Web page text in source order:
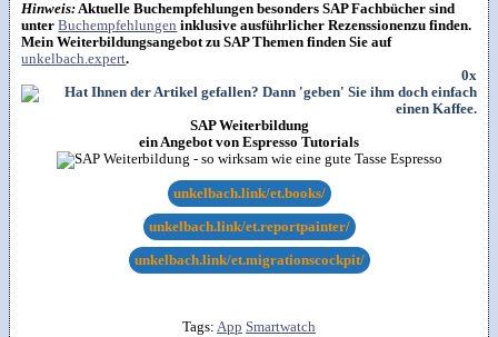
Hinweis:Aktuelle Buchempfehlungen besonders SAP Fachbücher sind
unterBuchempfehlungen inklusive ausführlicher Rezenssionenzu finden.
Mein Weiterbildungsangebot zu SAP Themen finden Sie auf
unkelbach.expert.
0x
SAP Weiterbildung
ein Angebot von Espresso Tutorials
unkelbach.link/et.books/
unkelbach.link/et.reportpainter/
unkelbach.link/et.migrationscockpit/
Tags: App Smartwatch